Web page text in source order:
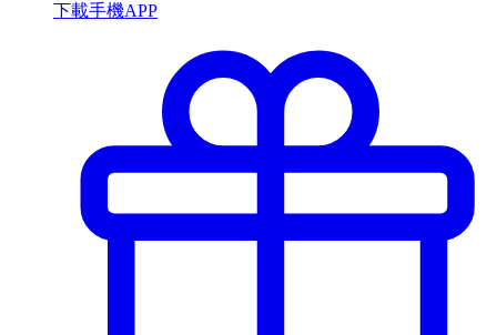
下載手機APP